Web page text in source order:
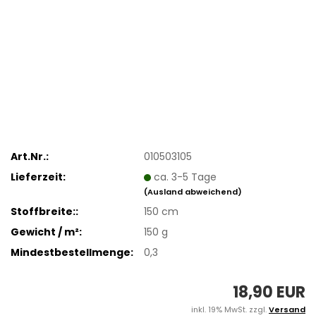
Art.Nr.:
010503105
Lieferzeit:
ca. 3-5 Tage
(Ausland abweichend)
Stoffbreite::
150 cm
Gewicht / m²:
150 g
Mindestbestellmenge:
0,3
18,90 EUR
inkl. 19% MwSt. zzgl.Versand